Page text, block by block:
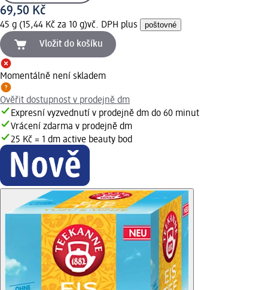
69,50 Kč
45 g (15,44 Kč za 10 g)vč. DPH plus poštovné
Vložit do košíku
Momentálně není skladem
Ověřit dostupnost v prodejně dm
Expresní vyzvednutí v prodejně dm do 60 minut
Vrácení zdarma v prodejně dm
25 Kč = 1 dm active beauty bod